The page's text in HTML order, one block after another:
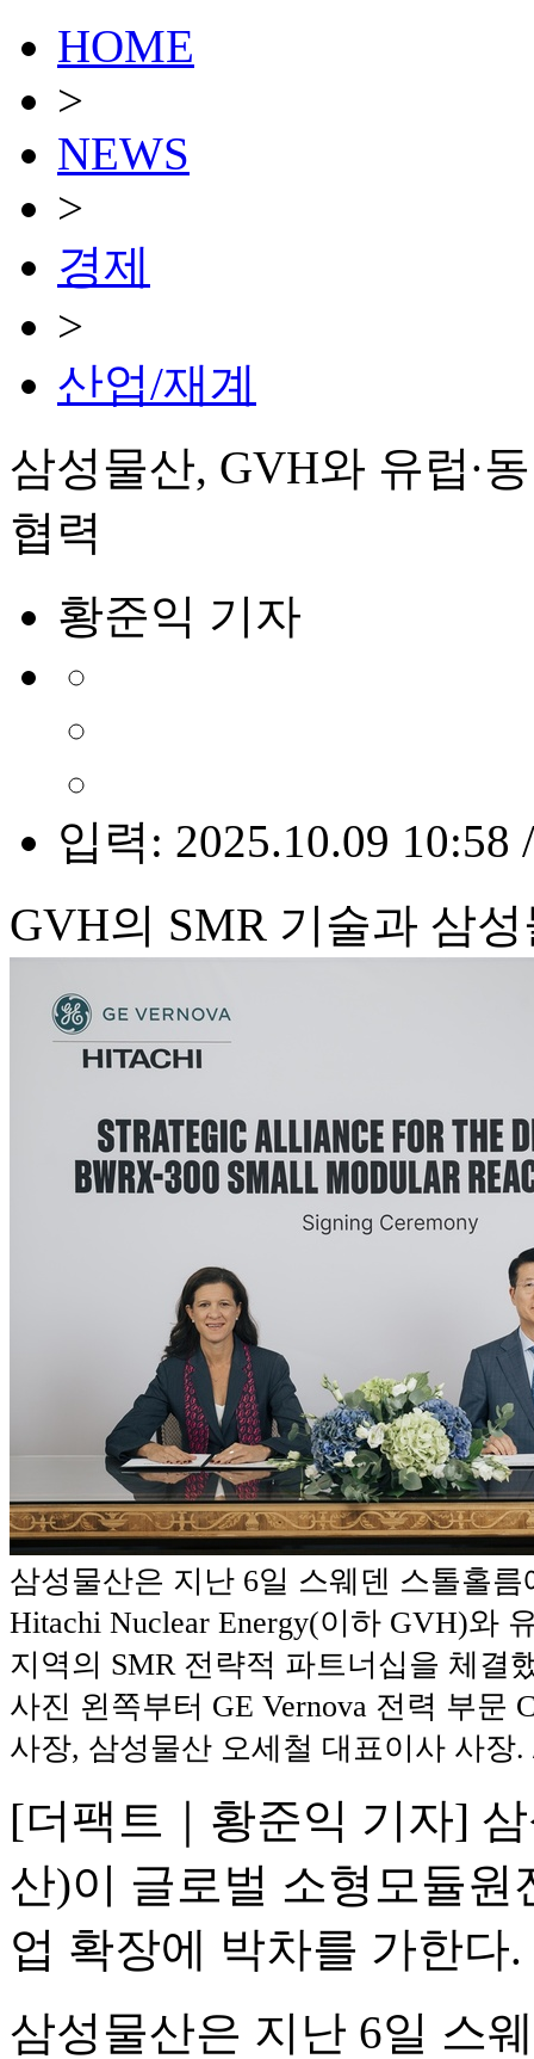
HOME
>
NEWS
>
경제
>
산업/재계
삼성물산, GVH와 유럽·
협력
황준익 기자
입력: 2025.10.09 10:58
GVH의 SMR 기술과 삼
삼성물산은 지난 6일 스웨덴 스톨홀름
Hitachi Nuclear Energy(이하 GVH)와
지역의 SMR 전략적 파트너십을 체결
사진 왼쪽부터 GE Vernova 전력 부문
사장, 삼성물산 오세철 대표이사 사장.
[더팩트｜황준익 기자]
산)이 글로벌 소형모듈원
업 확장에 박차를 가한다.
삼성물산은 지난 6일 스